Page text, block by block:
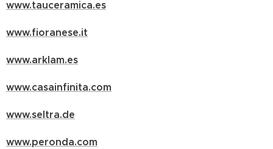
www.tauceramica.es
www.fioranese.it
www.arklam.es
www.casainfinita.com
www.seltra.de
www.peronda.com